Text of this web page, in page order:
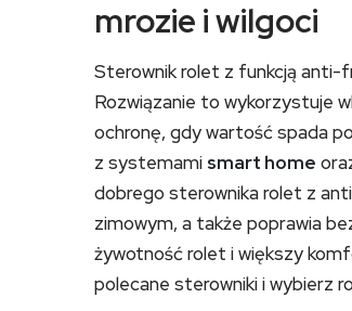
mrozie i wilgoci
Sterownik rolet z funkcją anti-
Rozwiązanie to wykorzystuje
ochronę, gdy wartość spada
z systemami smart home
dobrego sterownika rolet z
zimowym, a także poprawia
żywotność rolet i większy
polecane sterowniki i wybierz